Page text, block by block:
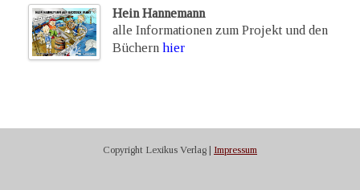
Hein Hannemann
alle Informationen zum Projekt und den
Büchern hier
Copyright Lexikus Verlag | Impressum